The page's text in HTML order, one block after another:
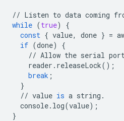
// Listen to data coming
while (true)
{
const { value, done } =
if (done)
{
// Allow the serial
reader . releaseLock();
break ;
}
// value is a string .
console. log(value);
}